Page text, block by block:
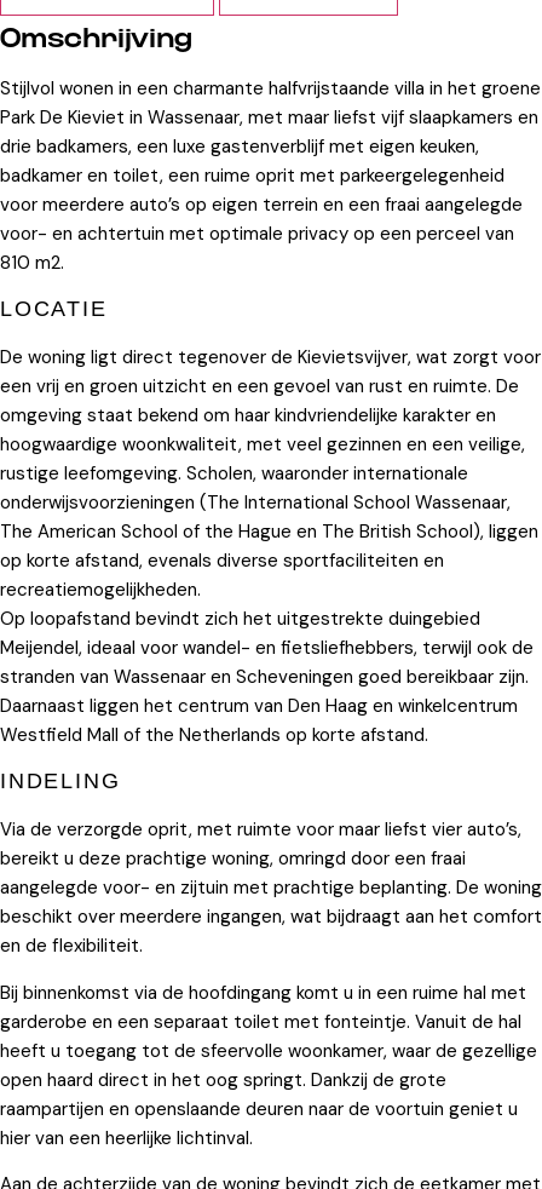
Omschrijving
Stijlvol wonen in een charmante halfvrijstaande villa in het groene
Park De Kieviet in Wassenaar, met maar liefst vijf slaapkamers en
drie badkamers, een luxe gastenverblijf met eigen keuken,
badkamer en toilet, een ruime oprit met parkeergelegenheid
voor meerdere auto’s op eigen terrein en een fraai aangelegde
voor- en achtertuin met optimale privacy op een perceel van
810 m2.
LOCATIE
De woning ligt direct tegenover de Kievietsvijver, wat zorgt voor
een vrij en groen uitzicht en een gevoel van rust en ruimte. De
omgeving staat bekend om haar kindvriendelijke karakter en
hoogwaardige woonkwaliteit, met veel gezinnen en een veilige,
rustige leefomgeving. Scholen, waaronder internationale
onderwijsvoorzieningen (The International School Wassenaar,
The American School of the Hague en The British School), liggen
op korte afstand, evenals diverse sportfaciliteiten en
recreatiemogelijkheden.
Op loopafstand bevindt zich het uitgestrekte duingebied
Meijendel, ideaal voor wandel- en fietsliefhebbers, terwijl ook de
stranden van Wassenaar en Scheveningen goed bereikbaar zijn.
Daarnaast liggen het centrum van Den Haag en winkelcentrum
Westfield Mall of the Netherlands op korte afstand.
INDELING
Via de verzorgde oprit, met ruimte voor maar liefst vier auto’s,
bereikt u deze prachtige woning, omringd door een fraai
aangelegde voor- en zijtuin met prachtige beplanting. De woning
beschikt over meerdere ingangen, wat bijdraagt aan het comfort
en de flexibiliteit.
Bij binnenkomst via de hoofdingang komt u in een ruime hal met
garderobe en een separaat toilet met fonteintje. Vanuit de hal
heeft u toegang tot de sfeervolle woonkamer, waar de gezellige
open haard direct in het oog springt. Dankzij de grote
raampartijen en openslaande deuren naar de voortuin geniet u
hier van een heerlijke lichtinval.